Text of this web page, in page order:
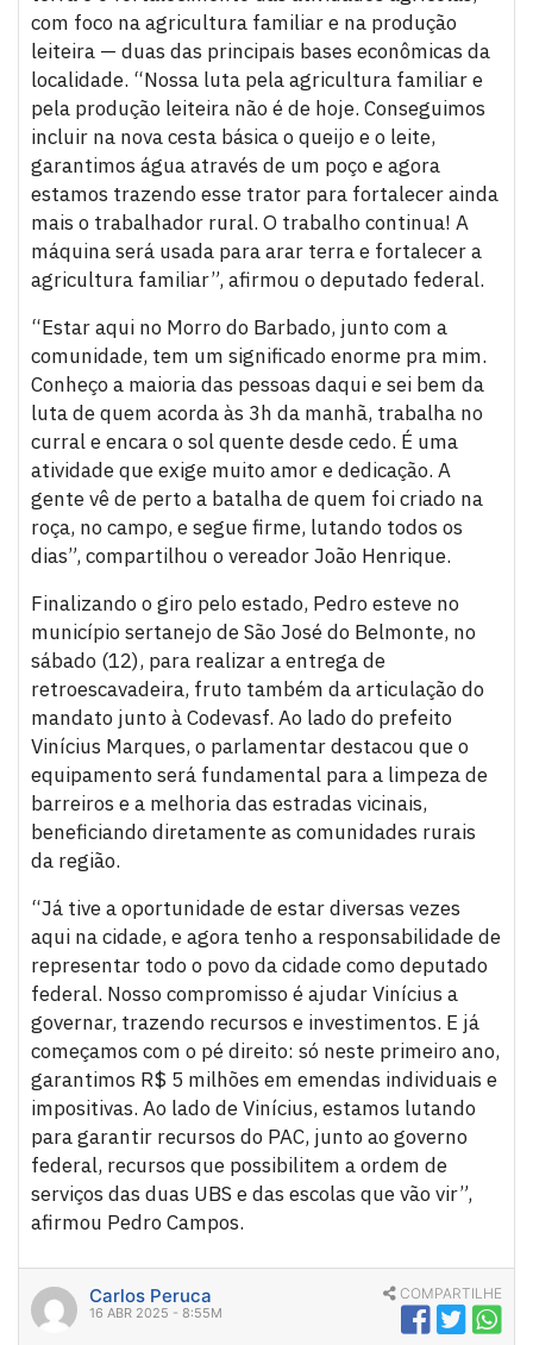
com foco na agricultura familiar e na produção
leiteira — duas das principais bases econômicas da
localidade. “Nossa luta pela agricultura familiar e
pela produção leiteira não é de hoje. Conseguimos
incluir na nova cesta básica o queijo e o leite,
garantimos água através de um poço e agora
estamos trazendo esse trator para fortalecer ainda
mais o trabalhador rural. O trabalho continua! A
máquina será usada para arar terra e fortalecer a
agricultura familiar”, afirmou o deputado federal.
“Estar aqui no Morro do Barbado, junto com a
comunidade, tem um significado enorme pra mim.
Conheço a maioria das pessoas daqui e sei bem da
luta de quem acorda às 3h da manhã, trabalha no
curral e encara o sol quente desde cedo. É uma
atividade que exige muito amor e dedicação. A
gente vê de perto a batalha de quem foi criado na
roça, no campo, e segue firme, lutando todos os
dias”, compartilhou o vereador João Henrique.
Finalizando o giro pelo estado, Pedro esteve no
município sertanejo de São José do Belmonte, no
sábado (12), para realizar a entrega de
retroescavadeira, fruto também da articulação do
mandato junto à Codevasf. Ao lado do prefeito
Vinícius Marques, o parlamentar destacou que o
equipamento será fundamental para a limpeza de
barreiros e a melhoria das estradas vicinais,
beneficiando diretamente as comunidades rurais
da região.
“Já tive a oportunidade de estar diversas vezes
aqui na cidade, e agora tenho a responsabilidade de
representar todo o povo da cidade como deputado
federal. Nosso compromisso é ajudar Vinícius a
governar, trazendo recursos e investimentos. E já
começamos com o pé direito: só neste primeiro ano,
garantimos R$ 5 milhões em emendas individuais e
impositivas. Ao lado de Vinícius, estamos lutando
para garantir recursos do PAC, junto ao governo
federal, recursos que possibilitem a ordem de
serviços das duas UBS e das escolas que vão vir”,
afirmou Pedro Campos.
Carlos Peruca
16 ABR 2025 - 8:55M
COMPARTILHE